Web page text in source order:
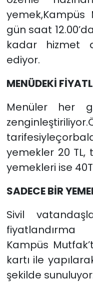
yemek,Kampüs
gün saat
kadar hizmet
ediyor.
MENÜDEKİ
Menüler her
yemekler 20 TL,
yemekleri ise
SADECE BİR
Sivil
Kampüs
kartı ile
şekilde